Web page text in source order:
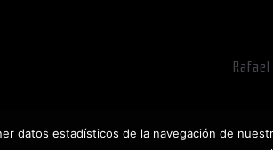
datos estadísticos de la navegación de